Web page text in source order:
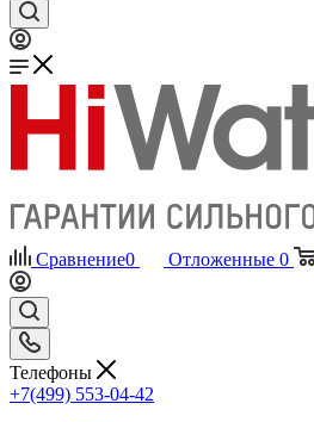
Сравнение0 Отложенные 0
Телефоны
+7(499) 553-04-42